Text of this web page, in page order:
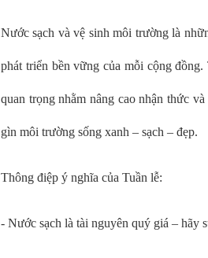
Nước sạch và vệ sinh môi trường là
phát triển bền vững của mỗi cộng
quan trọng nhằm nâng cao nhận thức
gìn môi trường sống xanh – sạch – đẹp.
Thông điệp ý nghĩa của Tuần lễ:
- Nước sạch là tài nguyên quý giá – hãy